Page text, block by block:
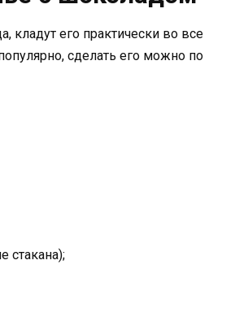
его практически во все
сделать его можно по
стакана);